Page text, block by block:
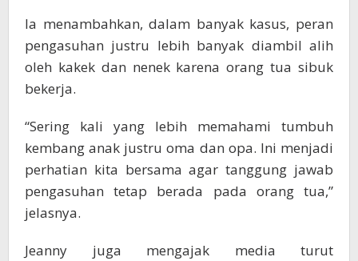
Ia menambahkan, dalam banyak kasus, peran
pengasuhan justru lebih banyak diambil alih
oleh kakek dan nenek karena orang tua sibuk
bekerja.
“Sering kali yang lebih memahami tumbuh
kembang anak justru oma dan opa. Ini menjadi
perhatian kita bersama agar tanggung jawab
pengasuhan tetap berada pada orang tua,”
jelasnya.
Jeanny juga mengajak media turut